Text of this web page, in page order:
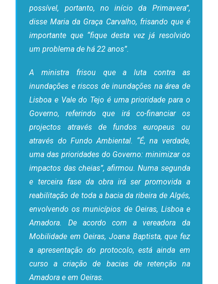
possível, portanto, no início da Primavera”,
disse Maria da Graça Carvalho, frisando que é
importante que “fique desta vez já resolvido
um problema de há 22 anos”.
A ministra frisou que a luta contra as
inundações e riscos de inundações na área de
Lisboa e Vale do Tejo é uma prioridade para o
Governo, referindo que irá co-financiar os
projectos através de fundos europeus ou
através do Fundo Ambiental. “É, na verdade,
uma das prioridades do Governo: minimizar os
impactos das cheias”, afirmou. Numa segunda
e terceira fase da obra irá ser promovida a
reabilitação de toda a bacia da ribeira de Algés,
envolvendo os municípios de Oeiras, Lisboa e
Amadora. De acordo com a vereadora da
Mobilidade em Oeiras, Joana Baptista, que fez
a apresentação do protocolo, está ainda em
curso a criação de bacias de retenção na
Amadora e em Oeiras.